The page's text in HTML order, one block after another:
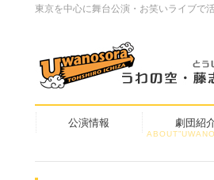
東京を中心に舞台公演・お笑いライブで
公演情報 劇団紹